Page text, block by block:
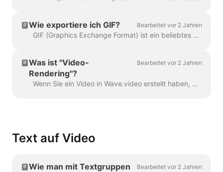
Wie exportiere ich GIF? Bearbeitet vor 2 Jahren
GIF (Graphics Exchange Format) ist ein beliebtes Format, das seit den späten 1980er Jahren für den Austausch von Bildern und kurzen Animationen verwendet wird. GIFs können nur 256 Farben speichern, die...
Was ist "Video-
Rendering"?
Bearbeitet vor 2 Jahren
Wenn Sie ein Video in Wave.video erstellt haben, müssen Sie es rendern, um es in sozialen Medien zu teilen oder direkt auf Ihren Computer herunterzuladen...
Text auf Video
Wie man mit Textgruppen
Bearbeitet vor 2 Jahren